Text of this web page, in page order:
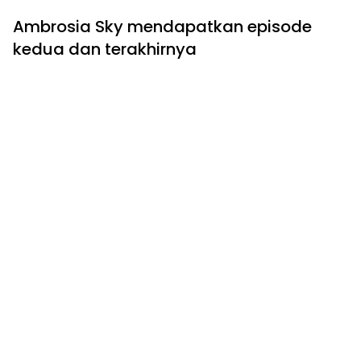
Ambrosia Sky mendapatkan episode
kedua dan terakhirnya